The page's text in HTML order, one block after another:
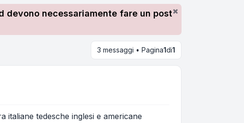
necessariamente fare un post
3 messaggi • Pagina1di1
italiane tedesche inglesi e americane